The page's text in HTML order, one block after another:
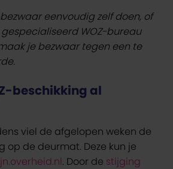
eenvoudig zelf doen, of
WOZ-bureau
je bezwaar tegen een te
beschikking al
viel de afgelopen weken de
op de deurmat. Deze kun je
. Door de stijging